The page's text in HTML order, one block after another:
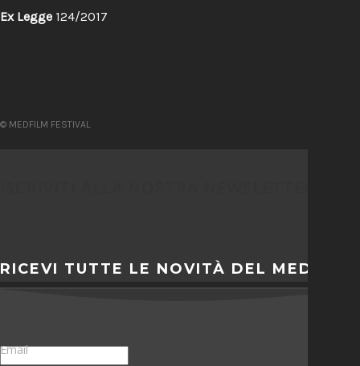
Ex Legge 124/2017
© MEDFILM FESTIVAL
RICEVI TUTTE LE NOVITÀ DEL MEDFILM
Email